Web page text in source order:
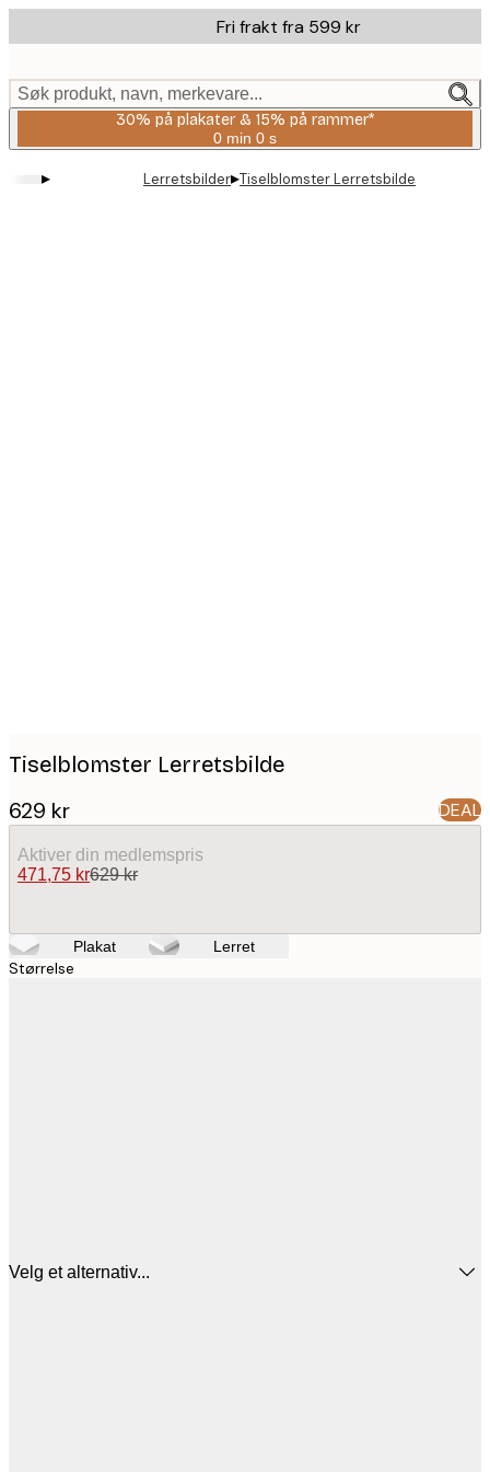
to
content.
Fri frakt fra 599 kr
Søk produkt, navn, merkevare...
30% på plakater & 15% på rammer*
0 min 0 s
Gyldig
og
▸ Lerretsbilder▸Tiselblomster Lerretsbilde
Tiselblomster Lerretsbilde
629 kr DEAL
Aktiver din medlemspris
471,75 kr629 kr
Plakat Lerret
Størrelse
Velg et alternativ...